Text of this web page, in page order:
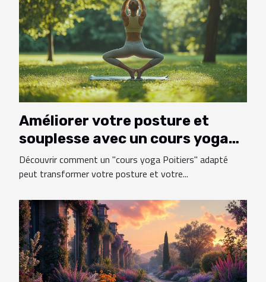
Améliorer votre posture et
souplesse avec un cours yoga
Poitiers adapté
Découvrir comment un "cours yoga Poitiers" adapté
peut transformer votre posture et votre...